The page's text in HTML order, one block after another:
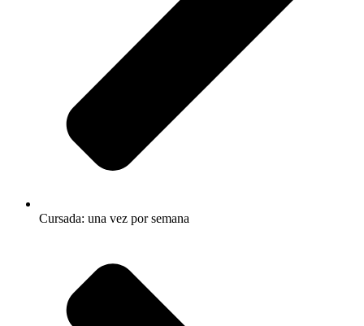
Cursada: una vez por semana